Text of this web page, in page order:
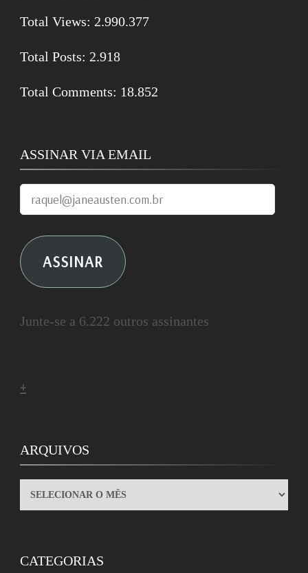
Total Views: 2.990.377
Total Posts: 2.918
Total Comments: 18.852
ASSINAR VIA EMAIL
raquel@janeausten.com.br
ASSINAR
Junte-se a 6.222 outros assinantes
+
ARQUIVOS
ARQUIVOS
CATEGORIAS